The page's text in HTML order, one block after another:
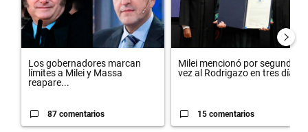
Los gobernadores marcan
límites a Milei y Massa
reapare...
87 comentarios
Milei mencionó por segunda
vez al Rodrigazo en tres día...
15 comentarios